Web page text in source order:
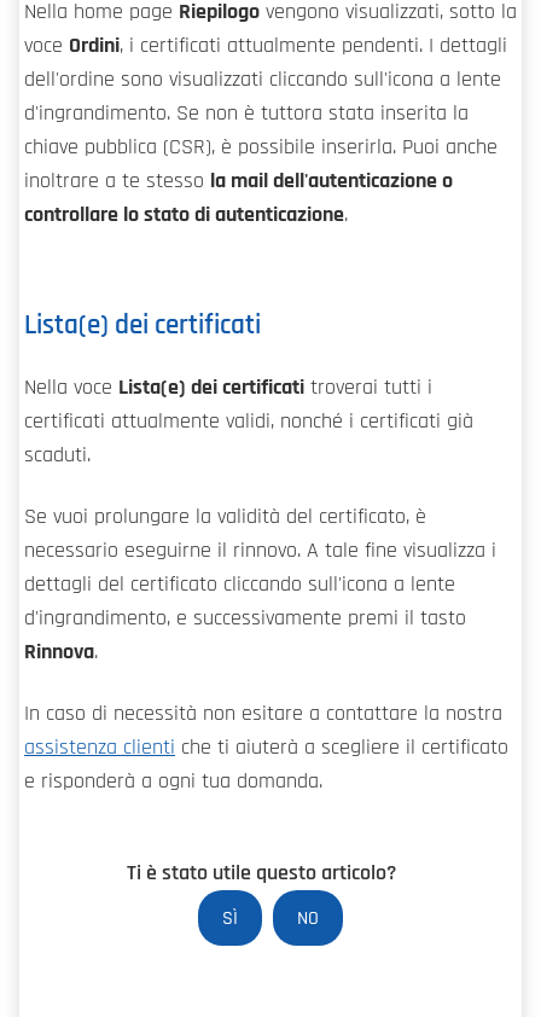
Nella home page Riepilogo vengono visualizzati, sotto la
voce Ordini, i certificati attualmente pendenti. I dettagli
dell'ordine sono visualizzati cliccando sull'icona a lente
d'ingrandimento. Se non è tuttora stata inserita la
chiave pubblica (CSR), è possibile inserirla. Puoi anche
inoltrare a te stesso la mail dell'autenticazione o
controllare lo stato di autenticazione.
Lista(e) dei certificati
Nella voce Lista(e) dei certificati troverai tutti i
certificati attualmente validi, nonché i certificati già
scaduti.
Se vuoi prolungare la validità del certificato, è
necessario eseguirne il rinnovo. A tale fine visualizza i
dettagli del certificato cliccando sull'icona a lente
d'ingrandimento, e successivamente premi il tasto
Rinnova.
In caso di necessità non esitare a contattare la nostra
assistenza clienti che ti aiuterà a scegliere il certificato
e risponderà a ogni tua domanda.
Ti è stato utile questo articolo?
SÌ NO